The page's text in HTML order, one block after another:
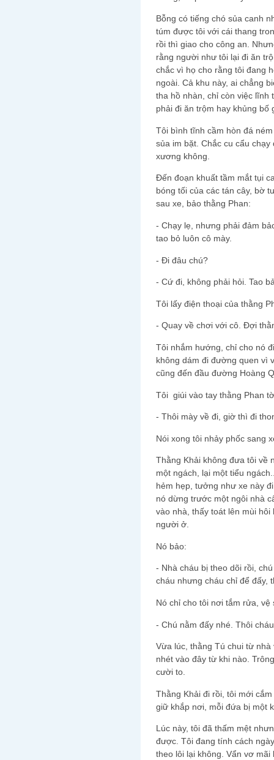
Bỗng có tiếng chó sủa canh
túm được tôi với cái thang
rồi thì giao cho công an.
rằng người như tôi lại đi ăn
chắc vì họ cho rằng tôi đang
ngoài. Cả khu này, ai chẳng
tha hồ nhàn, chỉ còn việc lĩnh
phải đi ăn trộm hay khủng bố
Tôi bình tĩnh cầm hòn đá
sủa im bặt. Chắc cu cẩu
xương không.
Đến đoạn khuất tầm mắt tụi
bóng tối của các tán cây, bờ
sau xe, bảo thằng Phan:
- Chạy lẹ, nhưng phải đảm
tao bỏ luôn cô mày.
- Đi đâu chú?
- Cứ đi, không phải hỏi. Tao
Tôi lấy điện thoại của thằng
- Quay về chơi với cô. Đợi
Tôi nhắm hướng, chỉ cho nó
không dám đi đường quen vì
cũng đến đầu đường Hoàng
Tôi giúi vào tay thằng Phan
- Thôi mày về đi, giờ thì đi
Nói xong tôi nhảy phốc sang
Thằng Khải không đưa tôi về
một ngách, lại một tiểu
hẻm hẹp, tưởng như xe này
nó dừng trước một ngôi nhà
vào nhà, thấy toát lên mùi
người ở.
Nó bảo:
- Nhà cháu bị theo dõi rồi,
cháu nhưng cháu chỉ để đấy,
Nó chỉ cho tôi nơi tắm rửa,
- Chú nằm đấy nhé. Thôi
Vừa lúc, thằng Tú chui từ
nhét vào đây từ khi nào.
cười to.
Thằng Khải đi rồi, tôi mới
giữ khắp nơi, mỗi đứa bị một
Lúc này, tôi đã thấm mệt
được. Tôi đang tính cách
theo lôi lại không. Vẩn vơ